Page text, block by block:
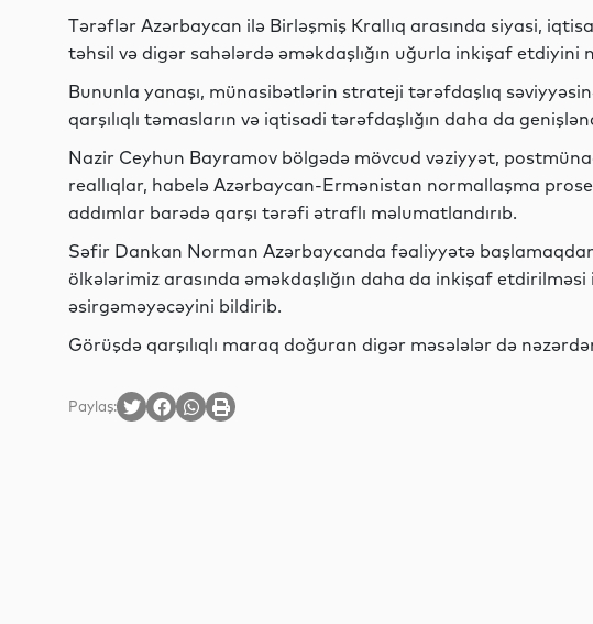
Tərəflər Azərbaycan ilə Birləşmiş Krallıq arasında siyasi,
təhsil və digər sahələrdə əməkdaşlığın uğurla inkişaf etdiyini
Bununla yanaşı, münasibətlərin strateji tərəfdaşlıq
qarşılıqlı təmasların və iqtisadi tərəfdaşlığın daha da
Nazir Ceyhun Bayramov bölgədə mövcud vəziyyət,
reallıqlar, habelə Azərbaycan-Ermənistan normallaşma
addımlar barədə qarşı tərəfi ətraflı məlumatlandırıb.
Səfir Dankan Norman Azərbaycanda fəaliyyətə
ölkələrimiz arasında əməkdaşlığın daha da inkişaf
əsirgəməyəcəyini bildirib.
Görüşdə qarşılıqlı maraq doğuran digər məsələlər də
Paylaş: